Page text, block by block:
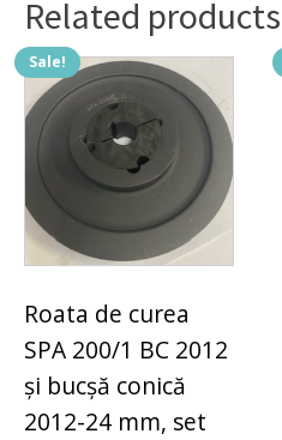
Related products
Sale!
Roata de curea
SPA 200/1 BC 2012
și bucșă conică
2012-24 mm, set